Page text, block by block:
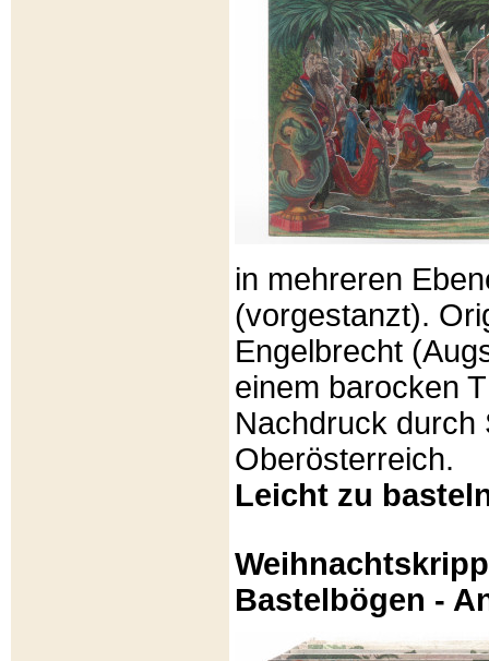
in mehreren
(vorgestanzt).
Engelbrecht
einem barocken
Nachdruck durch
Oberösterreich.
Leicht zu
Bastelbögen -